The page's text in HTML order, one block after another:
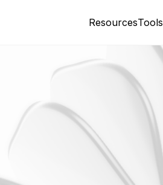
ResourcesTools